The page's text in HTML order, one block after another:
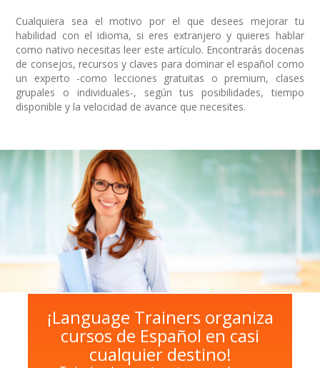
Cualquiera sea el motivo por el que desees mejorar tu
habilidad con el idioma, si eres extranjero y quieres hablar
como nativo necesitas leer este artículo. Encontrarás docenas
de consejos, recursos y claves para dominar el español como
un experto -como lecciones gratuitas o premium, clases
grupales o individuales-, según tus posibilidades, tiempo
disponible y la velocidad de avance que necesites.
¡Language Trainers organiza
cursos de Español en casi
cualquier destino!